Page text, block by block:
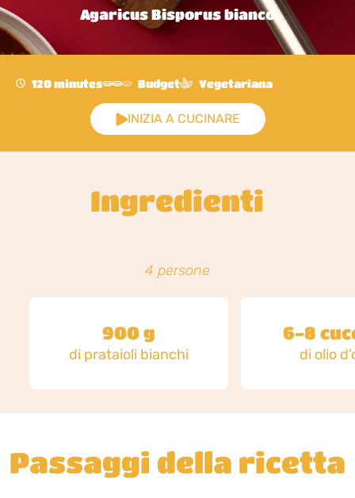
Agaricus Bisporus bianco
120 minutes Budget Vegetariana
INIZIA A CUCINARE
Ingredienti
4 persone
900 g
di prataioli bianchi
6-8
di olio
Passaggi della ricetta